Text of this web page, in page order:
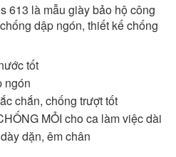
613 là mẫu giày bảo hộ công
dập ngón, thiết kế chống
tốt
ngón
chắn, chống trượt tốt
MỎI cho ca làm việc dài
dặn, êm chân